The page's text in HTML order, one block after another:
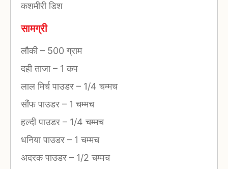
कशमीरी डिश
सामग्री
लौकी– 500 ग्राम
दही ताजा– 1 कप
लाल मिर्च पाउडर – 1/4 चम्मच
सौंफ पाउडर – 1 चम्मच
हल्दी पाउडर – 1/4 चम्मच
धनिया पाउडर – 1 चम्मच
अदरक पाउडर – 1/2 चम्मच